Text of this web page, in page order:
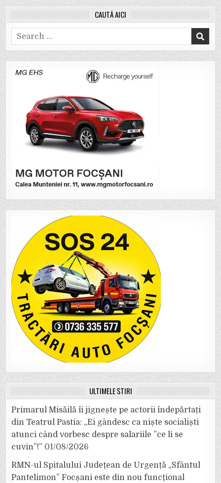
CAUTĂ AICI
Search
for:
ULTIMELE ȘTIRI
Primarul Misăilă îi jignește pe actorii îndepărtați
din Teatrul Pastia: „Ei gândesc ca niște socialiști
atunci când vorbesc despre salariile ”ce li se
cuvin”!” 01/08/2026
RMN-ul Spitalului Județean de Urgență „Sfântul
Pantelimon” Focșani este din nou funcțional